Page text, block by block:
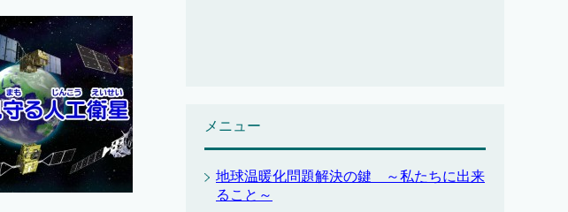
メニュー
地球温暖化問題解決の鍵 ～私たちに出来
ること～